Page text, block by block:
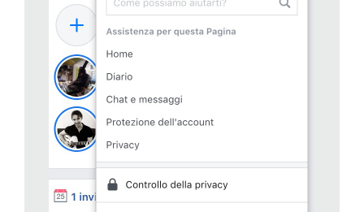
«Centro di assistenza». Si trova in un luogo non molto visibile
ma facile da trovare: portando il mouse sull’iconetta con il
punto interrogativo, nella barra azzurra in alto, si apre un menu
a tendina in cui la prima voce è proprio «centro assistenza».
Una volta entrati in questa pagina sono possibili due opzioni,
offerte da un menu orizzontale: se il signor Luigi ha lasciato un
appunto in cui sono annotate le sue password, è possibile
entrare nella sezione «gestione dell’account» e poi scegliere
l’opzione «Disattivazione o eliminazione dell’account».
Se invece le credenziali di proprietà sono andate perdute è
possibile inoltrare al servizio di assistenza una richiesta per